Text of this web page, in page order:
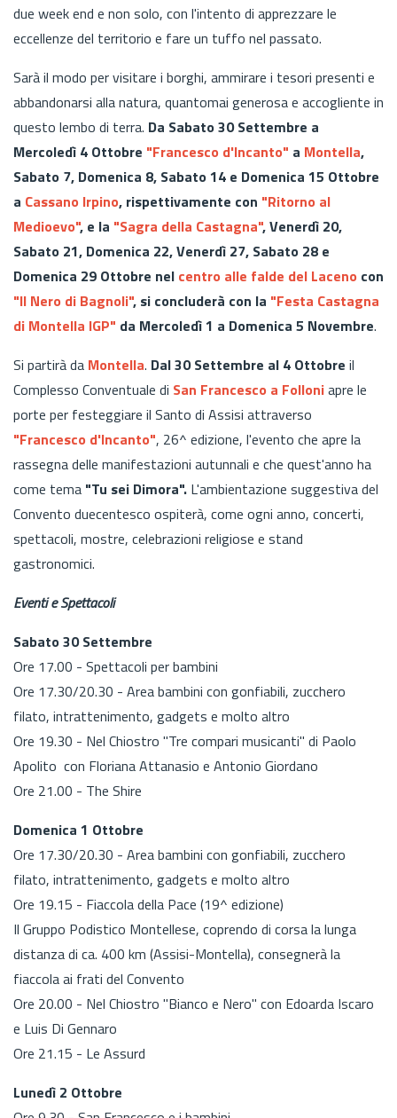
due week end e non solo, con l'intento di apprezzare le
eccellenze del territorio e fare un tuffo nel passato.
Sarà il modo per visitare i borghi, ammirare i tesori presenti e
abbandonarsi alla natura, quantomai generosa e accogliente in
questo lembo di terra. Da Sabato 30 Settembre a
Mercoledì 4 Ottobre "Francesco d'Incanto" a Montella,
Sabato 7, Domenica 8, Sabato 14 e Domenica 15 Ottobre
a Cassano Irpino, rispettivamente con "Ritorno al
Medioevo", e la "Sagra della Castagna", Venerdì 20,
Sabato 21, Domenica 22, Venerdì 27, Sabato 28 e
Domenica 29 Ottobre nel centro alle falde del Laceno con
"Il Nero di Bagnoli", si concluderà con la "Festa Castagna
di Montella IGP" da Mercoledì 1 a Domenica 5 Novembre.
Si partirà da Montella. Dal 30 Settembre al 4 Ottobre il
Complesso Conventuale di San Francesco a Folloniapre le
porte per festeggiare il Santo di Assisi attraverso
"Francesco d'Incanto", 26^ edizione, l'evento che apre la
rassegna delle manifestazioni autunnali e che quest'anno ha
come tema "Tu sei Dimora". L'ambientazione suggestiva del
Convento duecentesco ospiterà, come ogni anno, concerti,
spettacoli, mostre, celebrazioni religiose e stand
gastronomici.
Eventi e Spettacoli
Sabato 30 Settembre
Ore 17.00 - Spettacoli per bambini
Ore 17.30/20.30 - Area bambini con gonfiabili, zucchero
filato, intrattenimento, gadgets e molto altro
Ore 19.30 - Nel Chiostro "Tre compari musicanti" di Paolo
Apolito con Floriana Attanasio e Antonio Giordano
Ore 21.00 - The Shire
Domenica 1 Ottobre
Ore 17.30/20.30 - Area bambini con gonfiabili, zucchero
filato, intrattenimento, gadgets e molto altro
Ore 19.15 - Fiaccola della Pace (19^ edizione)
Il Gruppo Podistico Montellese, coprendo di corsa la lunga
distanza di ca. 400 km (Assisi-Montella), consegnerà la
fiaccola ai frati del Convento
Ore 20.00 - Nel Chiostro "Bianco e Nero" con Edoarda Iscaro
e Luis Di Gennaro
Ore 21.15 - Le Assurd
Lunedì 2 Ottobre